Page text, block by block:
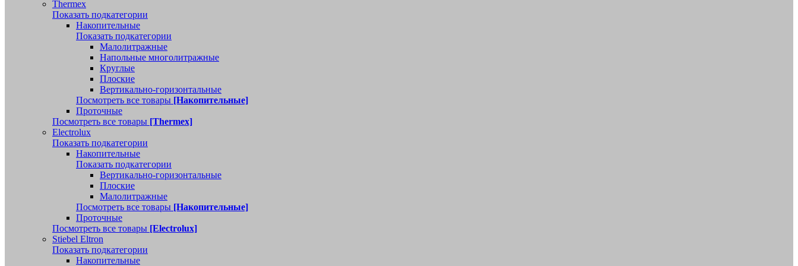
Thermex
Показать подкатегории
Накопительные
Показать подкатегории
Малолитражные
Напольные многолитражные
Круглые
Плоские
Вертикально-горизонтальные
Посмотреть все товары [Накопительные]
Проточные
Посмотреть все товары [Thermex]
Electrolux
Показать подкатегории
Накопительные
Показать подкатегории
Вертикально-горизонтальные
Плоские
Малолитражные
Посмотреть все товары [Накопительные]
Проточные
Посмотреть все товары [Electrolux]
Stiebel Eltron
Показать подкатегории
Накопительные